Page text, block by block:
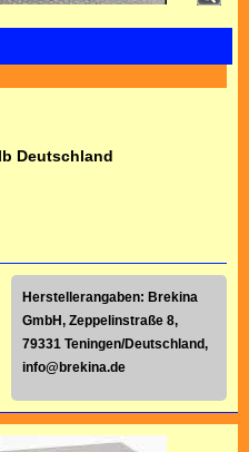
Deutschland
Herstellerangaben: Brekina
GmbH, Zeppelinstraße 8,
79331 Teningen/Deutschland,
info@brekina.de